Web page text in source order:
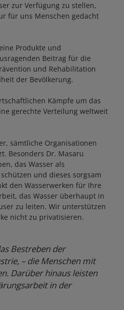
zur Verfügung zu stellen,
für uns Menschen gedacht
Produkte und
Beitrag für die
und Rehabilitation
der Bevölkerung.
Kämpfe um das
gerechte Verteilung weltweit
sämtliche Organisationen
Besonders Dr. Masaru
das Wasser als
und dieses sorgsam
den Wasserwerken für Ihre
das Wasser überhaupt in
zu leiten. Wir unterstützen
nicht zu privatisieren.
Bestreben der
– die Menschen mit
Darüber hinaus leisten
in der